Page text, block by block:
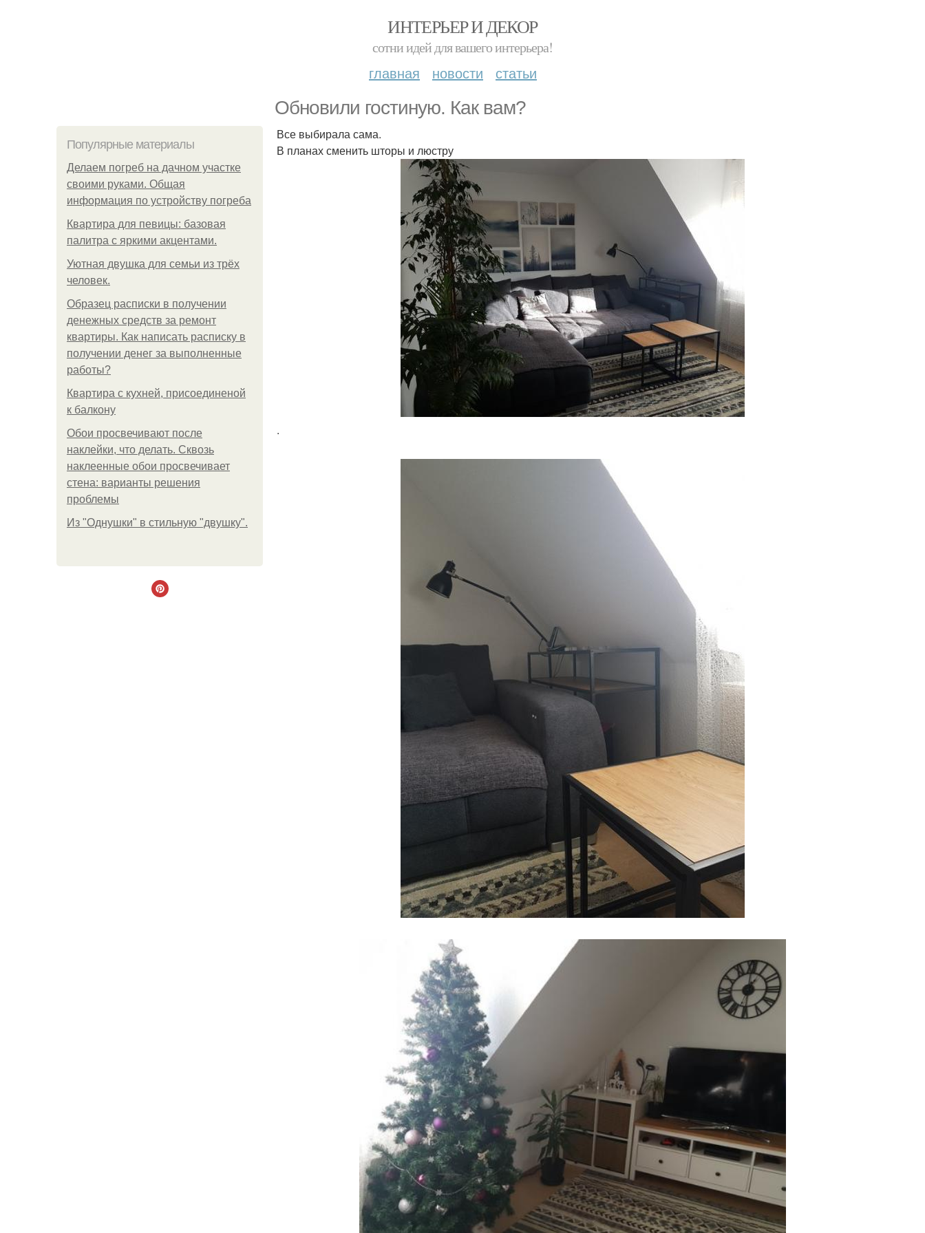
ИНТЕРЬЕР И ДЕКОР
сотни идей для вашего интерьера!
главная новости статьи
Обновили гостиную. Как вам?
Популярные материалы
Делаем погреб на дачном участке
своими руками. Общая
информация по устройству погреба
Квартира для певицы: базовая
палитра с яркими акцентами.
Уютная двушка для семьи из трёх
человек.
Образец расписки в получении
денежных средств за ремонт
квартиры. Как написать расписку в
получении денег за выполненные
работы?
Квартира с кухней, присоединеной
к балкону
Обои просвечивают после
наклейки, что делать. Сквозь
наклеенные обои просвечивает
стена: варианты решения
проблемы
Из "Однушки" в стильную "двушку".
Все выбирала сама.
В планах сменить шторы и люстру
.